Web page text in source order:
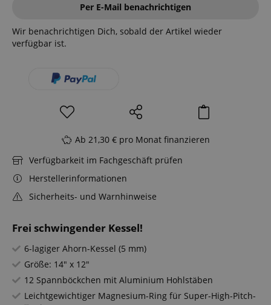
Frei schwingender Kessel!
6-lagiger Ahorn-Kessel (5 mm)
Größe: 14" x 12"
12 Spannböckchen mit Aluminium Hohlstäben
Leichtgewichtiger Magnesium-Ring für Super-High-Pitch-
Per E-Mail benachrichtigen
Wir benachrichtigen Dich, sobald der Artikel wieder
verfügbar ist.
Ab 21,30 € pro Monat finanzieren
Verfügbarkeit im Fachgeschäft prüfen
Herstellerinformationen
Sicherheits- und Warnhinweise